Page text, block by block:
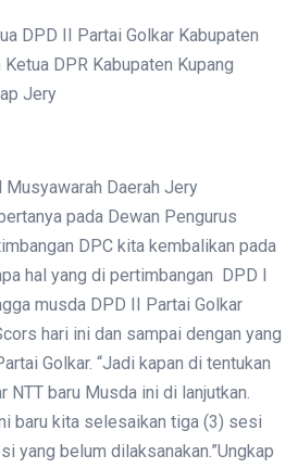
DPD II Partai Golkar Kabupaten
DPR Kabupaten Kupang
Jery
Daerah Jery
pada Dewan Pengurus
DPC kita kembalikan pada
hal yang di pertimbangan DPD I
musda DPD II Partai Golkar
hari ini dan sampai dengan yang
Golkar. “Jadi kapan di tentukan
NTT baru Musda ini di lanjutkan.
baru kita selesaikan tiga (3) sesi
yang belum dilaksanakan.”Ungkap